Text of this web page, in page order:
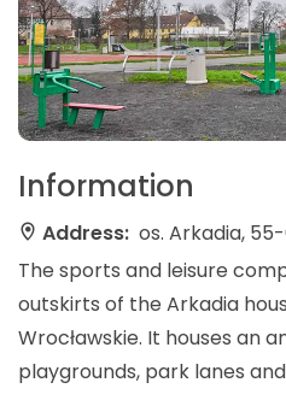
Information
Address: os. Arkadia,
The sports and leisure
outskirts of the Arkadia
Wrocławskie. It houses an
playgrounds, park lanes